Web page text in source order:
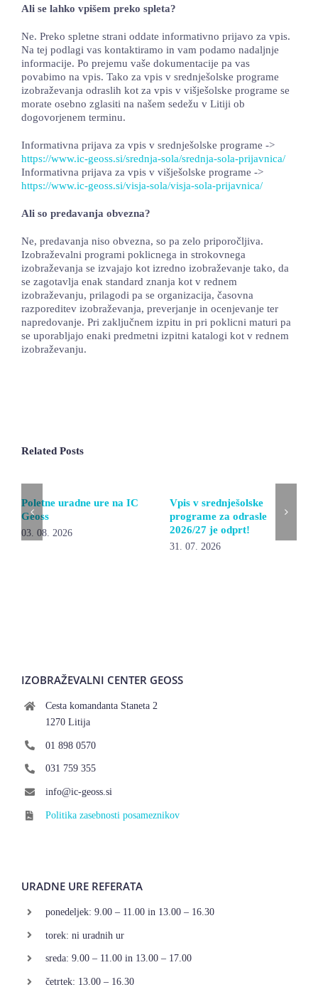
Ali se lahko vpišem preko spleta?
Ne. Preko spletne strani oddate informativno prijavo za vpis.
Na tej podlagi vas kontaktiramo in vam podamo nadaljnje
informacije. Po prejemu vaše dokumentacije pa vas
povabimo na vpis. Tako za vpis v srednješolske programe
izobraževanja odraslih kot za vpis v višješolske programe se
morate osebno zglasiti na našem sedežu v Litiji ob
dogovorjenem terminu.
Informativna prijava za vpis v srednješolske programe ->
https://www.ic-geoss.si/srednja-sola/srednja-sola-prijavnica/
Informativna prijava za vpis v višješolske programe ->
https://www.ic-geoss.si/visja-sola/visja-sola-prijavnica/
Ali so predavanja obvezna?
Ne, predavanja niso obvezna, so pa zelo priporočljiva.
Izobraževalni programi poklicnega in strokovnega
izobraževanja se izvajajo kot izredno izobraževanje tako, da
se zagotavlja enak standard znanja kot v rednem
izobraževanju, prilagodi pa se organizacija, časovna
razporeditev izobraževanja, preverjanje in ocenjevanje ter
napredovanje. Pri zaključnem izpitu in pri poklicni maturi pa
se uporabljajo enaki predmetni izpitni katalogi kot v rednem
izobraževanju.
Related Posts
Poletne uradne ure na IC
Geoss
03. 08. 2026
Vpis v srednješolske
programe za odrasle
2026/27 je odprt!
31. 07. 2026
IZOBRAŽEVALNI CENTER GEOSS
Cesta komandanta Staneta 2
1270 Litija
01 898 0570
031 759 355
info@ic-geoss.si
Politika zasebnosti posameznikov
URADNE URE REFERATA
ponedeljek: 9.00 – 11.00 in 13.00 – 16.30
torek: ni uradnih ur
sreda: 9.00 – 11.00 in 13.00 – 17.00
četrtek: 13.00 – 16.30